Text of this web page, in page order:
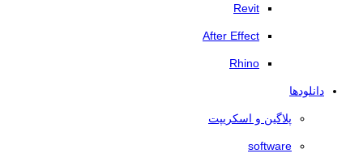
Revit
After Effect
Rhino
دانلودها
پلاگین و اسکریپت
software